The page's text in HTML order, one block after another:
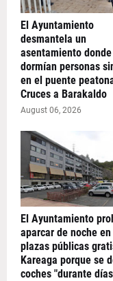
El Ayuntamiento
desmantela un
asentamiento donde
dormían personas
en el puente
Cruces a Barakaldo
August 06, 2026
El Ayuntamiento
aparcar de noche
plazas públicas
Kareaga porque se
coches "durante